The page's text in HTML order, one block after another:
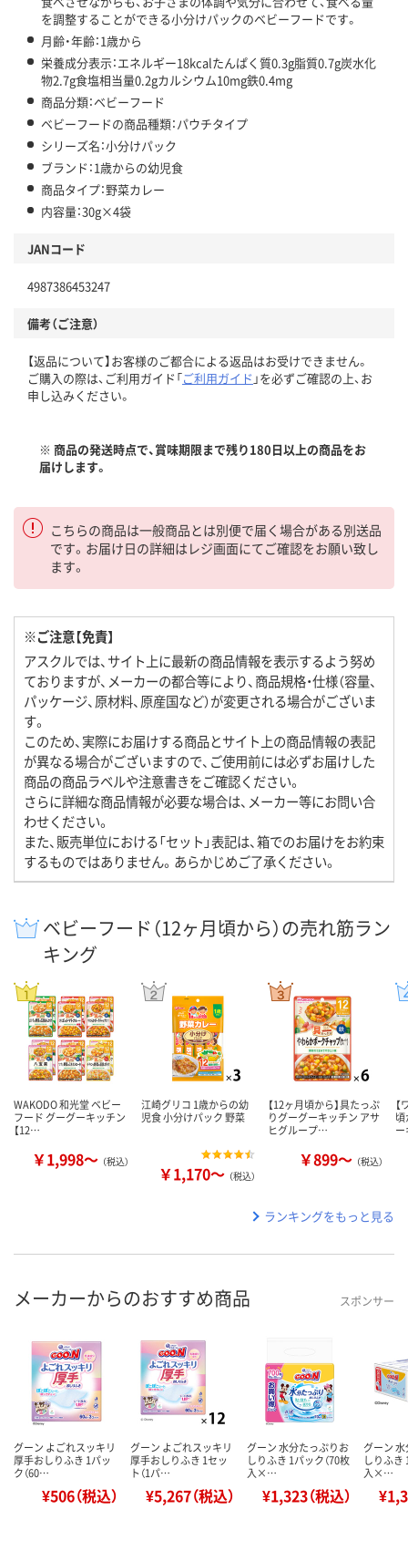
を調整することができる小分けパックのベビーフードです。
月齢・年齢：1歳から
栄養成分表示：エネルギー18kcalたんぱく質0.3g脂質0.7g炭水化
物2.7g食塩相当量0.2gカルシウム10mg鉄0.4mg
商品分類：ベビーフード
ベビーフードの商品種類：パウチタイプ
シリーズ名：小分けパック
ブランド：1歳からの幼児食
商品タイプ：野菜カレー
内容量：30g×4袋
JANコード
4987386453247
備考（ご注意）
【返品について】お客様のご都合による返品はお受けできません。
ご購入の際は、ご利用ガイド「ご利用ガイド 」を必ずご確認の上、お
申し込みください。
※ 商品の発送時点で、賞味期限まで残り180日以上の商品をお
届けします。
こちらの商品は一般商品とは別便で届く場合がある別送品
です。お届け日の詳細はレジ画面にてご確認をお願い致し
ます。
※ご注意【免責】
アスクルでは、サイト上に最新の商品情報を表示するよう努め
ておりますが、メーカーの都合等により、商品規格・仕様（容量、
パッケージ、原材料、原産国など）が変更される場合がございま
す。
このため、実際にお届けする商品とサイト上の商品情報の表記
が異なる場合がございますので、ご使用前には必ずお届けした
商品の商品ラベルや注意書きをご確認ください。
さらに詳細な商品情報が必要な場合は、メーカー等にお問い合
わせください。
また、販売単位における「セット」表記は、箱でのお届けをお約束
するものではありません。あらかじめご了承ください。
ベビーフード（12ヶ月頃から）の売れ筋ラン
キング
WAKODO 和光堂 ベビー
フード グーグーキッチン
【12…
￥1,998～ （税込）
江崎グリコ 1歳からの幼
児食 小分けパック 野菜
￥1,170～ （税込）
【12ヶ月頃から】具たっぷ
りグーグーキッチン アサ
ヒグループ…
￥899～ （税込）
【
頃
ランキングをもっと見る
メーカーからのおすすめ商品 スポンサー
グーン よごれスッキリ
厚手おしりふき 1パッ
ク（60…
¥506（税込）
グーン よごれスッキリ
厚手おしりふき 1セッ
ト（1パ…
¥5,267（税込）
グーン 水分たっぷりお
しりふき 1パック（70枚
入×…
¥1,323（税込）
グーン
しりふき
入×…